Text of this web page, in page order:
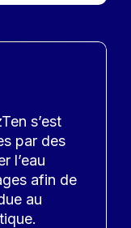
s’est
par des
l’eau
afin de
au